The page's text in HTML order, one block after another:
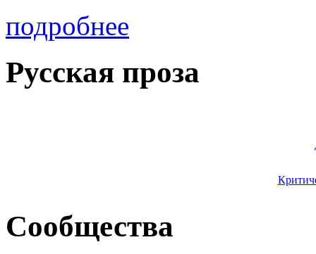
подробнее
Русская проза
Сообщества